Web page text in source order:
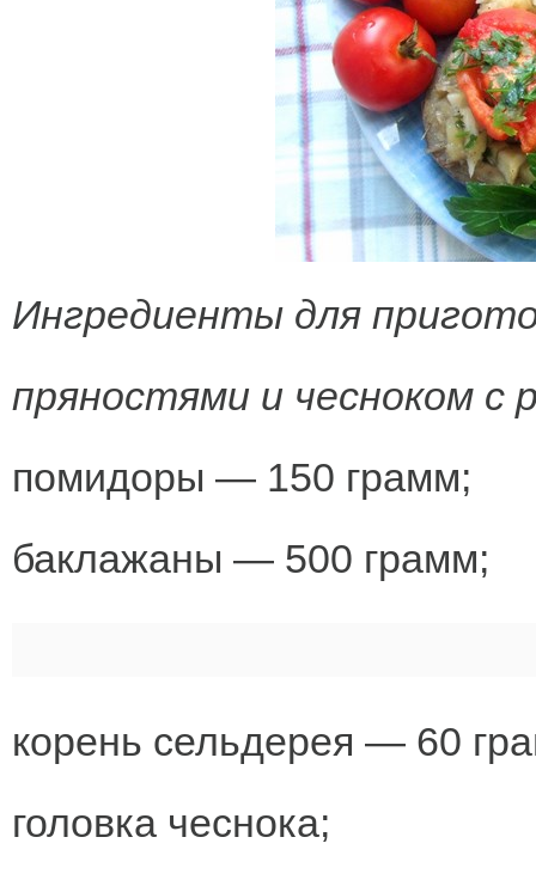
Ингредиенты для
пряностями и чесноком с
помидоры — 150 грамм;
баклажаны — 500 грамм;
корень сельдерея — 60
головка чеснока;